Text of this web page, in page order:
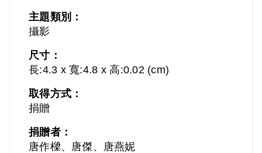
主題類別：
攝影
尺寸：
長:4.3 x 寬:4.8 x 高:0.02 (cm)
取得方式：
捐贈
捐贈者：
唐作樑、唐傑、唐燕妮